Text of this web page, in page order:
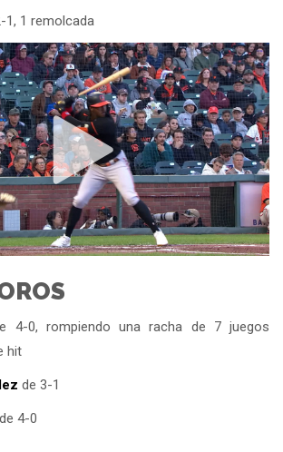
1, 1 remolcada
4-0, rompiendo una racha de 7 juegos
hit
de 3-1
de 4-0